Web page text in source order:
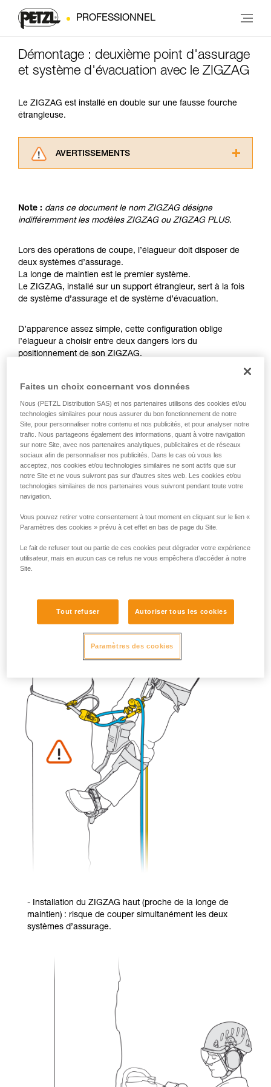
PROFESSIONNEL
Démontage : deuxième point d'assurage
et système d'évacuation avec le ZIGZAG
Le ZIGZAG est installé en double sur une fausse fourche
étrangleuse.
AVERTISSEMENTS
informations de la notice technique pour
pouvoir comprendre ce complément
Maîtriser ces techniques nécessite une
formation et un entraînement spécifique. Validez
avec un professionnel votre capacité à refaire
la manipulation, seul, en toute sécurité, avant
de la reproduire en autonomie.
que nous ne décrivons pas ici.
Note : dans ce document le nom ZIGZAG désigne
indifféremment les modèles ZIGZAG ou ZIGZAG PLUS.
Lors des opérations de coupe, l’élagueur doit disposer de
deux systèmes d’assurage.
La longe de maintien est le premier système.
Le ZIGZAG, installé sur un support étrangleur, sert à la fois
de système d’assurage et de système d’évacuation.
D’apparence assez simple, cette configuration oblige
l’élagueur à choisir entre deux dangers lors du
positionnement de son ZIGZAG.
de rupture de la longe de maintien, risque d’une chute
conséquente (force de choc supérieure à 6 kN).
- Installation du ZIGZAG haut (proche de la longe de
maintien) : risque de couper simultanément les deux
systèmes d’assurage.
Faites un choix concernant vos données
Nous (PETZL Distribution SAS) et nos partenaires utilisons des cookies et/ou
technologies similaires pour nous assurer du bon fonctionnement de notre
Site, pour personnaliser notre contenu et nos publicités, et pour analyser notre
trafic. Nous partageons également des informations, quant à votre navigation
sur notre Site, avec nos partenaires analytiques, publicitaires et de réseaux
sociaux afin de personnaliser nos publicités. Dans le cas où vous les
acceptez, nos cookies et/ou technologies similaires ne sont actifs que sur
notre Site et ne vous suivront pas sur d’autres sites web. Les cookies et/ou
technologies similaires de nos partenaires vous suivront pendant toute votre
navigation.
Vous pouvez retirer votre consentement à tout moment en cliquant sur le lien «
Paramètres des cookies » prévu à cet effet en bas de page du Site.
Le fait de refuser tout ou partie de ces cookies peut dégrader votre expérience
utilisateur, mais en aucun cas ce refus ne vous empêchera d’accéder à notre
Site.
Tout refuser Autoriser tous les cookies
Paramètres des cookies